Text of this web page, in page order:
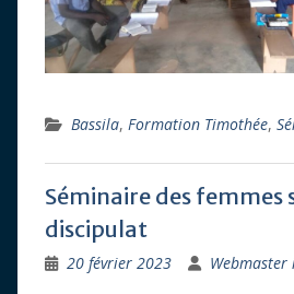
Bassila, Formation Timothée,
Séminaire des femmes
discipulat
20 février 2023 Webmaster